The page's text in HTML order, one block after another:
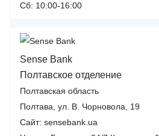
Сб: 10:00-16:00
Sense Bank
Полтавское отделение
Полтавская область
Полтава, ул. В. Чорновола, 19
Сайт: sensebank.ua